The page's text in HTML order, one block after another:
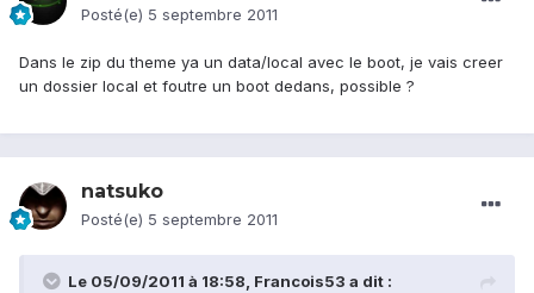
Posté(e) 5 septembre 2011
Dans le zip du theme ya un data/local avec le boot, je vais creer
un dossier local et foutre un boot dedans, possible ?
natsuko
Posté(e) 5 septembre 2011
Le 05/09/2011 à 18:58, Francois53 a dit :